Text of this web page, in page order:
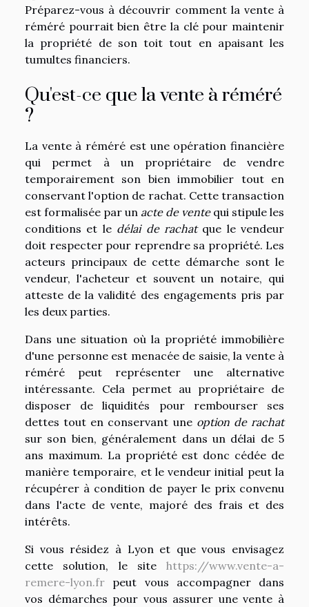
Préparez-vous à découvrir comment la vente à
réméré pourrait bien être la clé pour maintenir
la propriété de son toit tout en apaisant les
tumultes financiers.
Qu'est-ce que la vente à réméré
?
La vente à réméré est une opération financière
qui permet à un propriétaire de vendre
temporairement son bien immobilier tout en
conservant l'option de rachat. Cette transaction
est formalisée par un acte de ventequi stipule les
conditions et le délai de rachatque le vendeur
doit respecter pour reprendre sa propriété. Les
acteurs principaux de cette démarche sont le
vendeur, l'acheteur et souvent un notaire, qui
atteste de la validité des engagements pris par
les deux parties.
Dans une situation où la propriété immobilière
d'une personne est menacée de saisie, la vente à
réméré peut représenter une alternative
intéressante. Cela permet au propriétaire de
disposer de liquidités pour rembourser ses
dettes tout en conservant une option de rachat
sur son bien, généralement dans un délai de 5
ans maximum. La propriété est donc cédée de
manière temporaire, et le vendeur initial peut la
récupérer à condition de payer le prix convenu
dans l'acte de vente, majoré des frais et des
intérêts.
Si vous résidez à Lyon et que vous envisagez
cette solution, le site https://www.vente-a-
remere-lyon.fr peut vous accompagner dans
vos démarches pour vous assurer une vente à